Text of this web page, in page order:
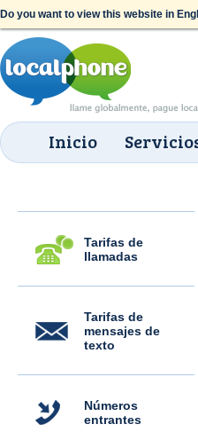
Do you want to view this website in
Inicio
Tarifas de
llamadas
Tarifas de
mensajes de
texto
Números
entrantes